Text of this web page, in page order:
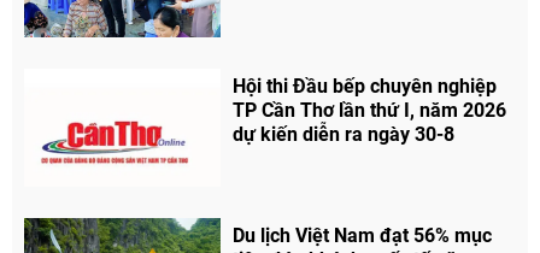
Hội thi Đầu bếp chuyên nghiệp
TP Cần Thơ lần thứ I, năm 2026
dự kiến diễn ra ngày 30-8
Du lịch Việt Nam đạt 56% mục